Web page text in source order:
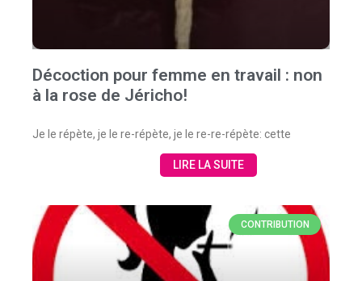
Décoction pour femme en travail : non
à la rose de Jéricho!
Je le répète, je le re-répète, je le re-re-répète: cette
LIRE LA SUITE
CONTRIBUTION